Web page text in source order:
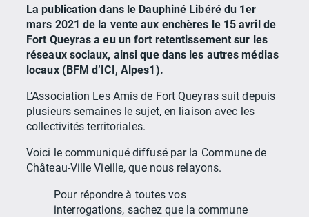
La publication dans le Dauphiné Libéré du 1er
mars 2021 de la vente aux enchères le 15 avril de
Fort Queyras a eu un fort retentissement sur les
réseaux sociaux, ainsi que dans les autres médias
locaux (BFM d’ICI, Alpes1).
L’Association Les Amis de Fort Queyras suit depuis
plusieurs semaines le sujet, en liaison avec les
collectivités territoriales.
Voici le communiqué diffusé par la Commune de
Château-Ville Vieille, que nous relayons.
Pour répondre à toutes vos
interrogations, sachez que la commune